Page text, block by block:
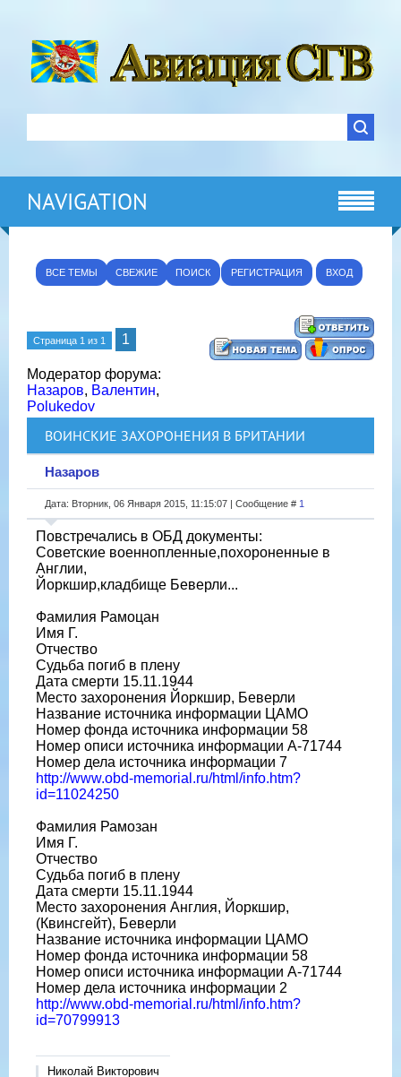
NAVIGATION
ВСЕ ТЕМЫ СВЕЖИЕ ПОИСК РЕГИСТРАЦИЯ ВХОД
Страница 1 из 1 1
Модератор форума:
Назаров, Валентин,
Polukedov
ВОИНСКИЕ ЗАХОРОНЕНИЯ В БРИТАНИИ
Назаров
Дата: Вторник, 06 Января 2015, 11:15:07 | Сообщение # 1
Повстречались в ОБД документы:
Советские военнопленные,похороненные в
Англии,
Йоркшир,кладбище Беверли...
Фамилия Рамоцан
Имя Г.
Отчество
Судьба погиб в плену
Дата смерти 15.11.1944
Место захоронения Йоркшир, Беверли
Название источника информации ЦАМО
Номер фонда источника информации 58
Номер описи источника информации A-71744
Номер дела источника информации 7
http://www.obd-memorial.ru/html/info.htm?
id=11024250
Фамилия Рамозан
Имя Г.
Отчество
Судьба погиб в плену
Дата смерти 15.11.1944
Место захоронения Англия, Йоркшир,
(Квинсгейт), Беверли
Название источника информации ЦАМО
Номер фонда источника информации 58
Номер описи источника информации A-71744
Номер дела источника информации 2
http://www.obd-memorial.ru/html/info.htm?
id=70799913
Николай Викторович